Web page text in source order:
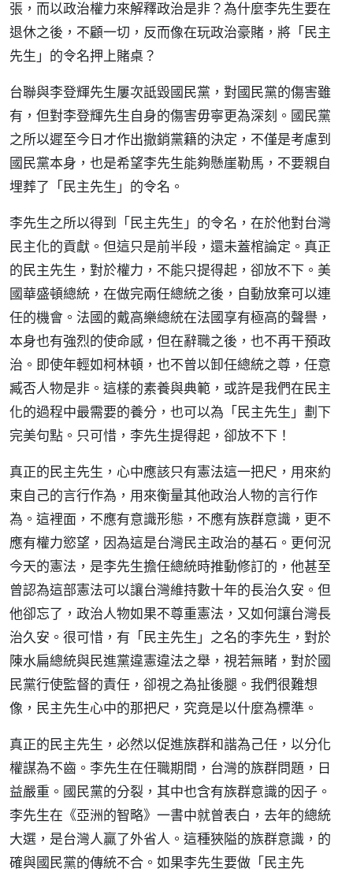
張，而以政治權力來解釋政治是非？為什麼李先生要在
退休之後，不顧一切，反而像在玩政治豪賭，將「民主
先生」的令名押上賭桌？
台聯與李登輝先生屢次詆毀國民黨，對國民黨的傷害雖
有，但對李登輝先生自身的傷害毋寧更為深刻。國民黨
之所以遲至今日才作出撤銷黨籍的決定，不僅是考慮到
國民黨本身，也是希望李先生能夠懸崖勒馬，不要親自
埋葬了「民主先生」的令名。
李先生之所以得到「民主先生」的令名，在於他對台灣
民主化的貢獻。但這只是前半段，還未蓋棺論定。真正
的民主先生，對於權力，不能只提得起，卻放不下。美
國華盛頓總統，在做完兩任總統之後，自動放棄可以連
任的機會。法國的戴高樂總統在法國享有極高的聲譽，
本身也有強烈的使命感，但在辭職之後，也不再干預政
治。即使年輕如柯林頓，也不曾以卸任總統之尊，任意
臧否人物是非。這樣的素養與典範，或許是我們在民主
化的過程中最需要的養分，也可以為「民主先生」劃下
完美句點。只可惜，李先生提得起，卻放不下！
真正的民主先生，心中應該只有憲法這一把尺，用來約
束自己的言行作為，用來衡量其他政治人物的言行作
為。這裡面，不應有意識形態，不應有族群意識，更不
應有權力慾望，因為這是台灣民主政治的基石。更何況
今天的憲法，是李先生擔任總統時推動修訂的，他甚至
曾認為這部憲法可以讓台灣維持數十年的長治久安。但
他卻忘了，政治人物如果不尊重憲法，又如何讓台灣長
治久安。很可惜，有「民主先生」之名的李先生，對於
陳水扁總統與民進黨違憲違法之舉，視若無睹，對於國
民黨行使監督的責任，卻視之為扯後腿。我們很難想
像，民主先生心中的那把尺，究竟是以什麼為標準。
真正的民主先生，必然以促進族群和諧為己任，以分化
權謀為不齒。李先生在任職期間，台灣的族群問題，日
益嚴重。國民黨的分裂，其中也含有族群意識的因子。
李先生在《亞洲的智略》一書中就曾表白，去年的總統
大選，是台灣人贏了外省人。這種狹隘的族群意識，的
確與國民黨的傳統不合。如果李先生要做「民主先